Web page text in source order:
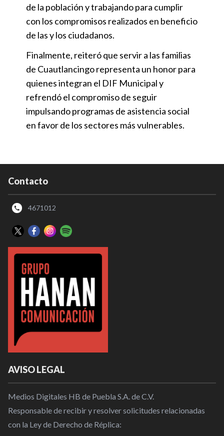
de la población y trabajando para cumplir
con los compromisos realizados en beneficio
de las y los ciudadanos.
Finalmente, reiteró que servir a las familias
de Cuautlancingo representa un honor para
quienes integran el DIF Municipal y
refrendó el compromiso de seguir
impulsando programas de asistencia social
en favor de los sectores más vulnerables.
Contacto
4671012
AVISO LEGAL
Medios Digitales HB de Puebla S.A. de C.V.
Responsable de recibir y resolver solicitudes relacionadas
con la Ley de Derecho de Réplica: